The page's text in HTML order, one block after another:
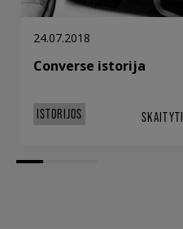
24.07.2018
Converse istorija
ISTORIJOS SKAITYTI